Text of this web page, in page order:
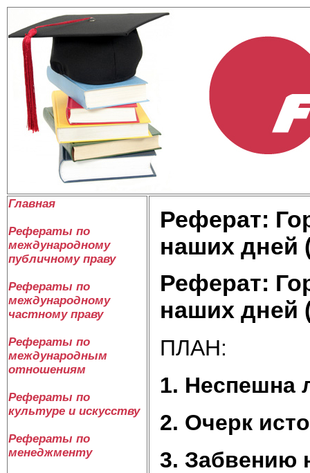
Главная
Рефераты по
международному
публичному праву
Рефераты по
международному
частному праву
Рефераты по
международным
отношениям
Рефераты по
культуре и искусству
Рефераты по
менеджменту
Реферат:
наших дней
Реферат:
наших дней
ПЛАН:
1. Неспешна
2. Очерк
3. Забвению